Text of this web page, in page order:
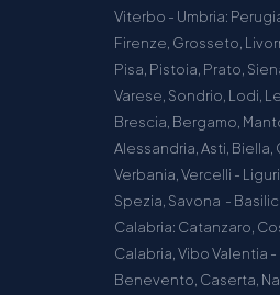
Viterbo - Umbria:
Firenze, Grosseto,
Pisa, Pistoia, Prato,
Varese, Sondrio, Lodi,
Brescia, Bergamo,
Alessandria, Asti, Biella,
Verbania, Vercelli -
Spezia, Savona -
Calabria: Catanzaro,
Calabria, Vibo Valentia
Benevento, Caserta,